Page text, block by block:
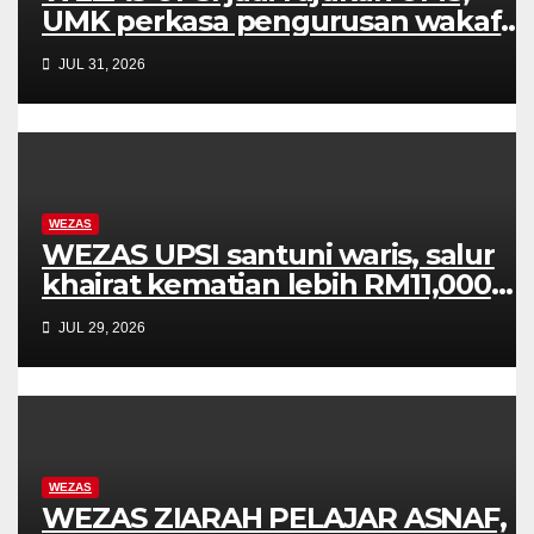
UMK perkasa pengurusan wakaf
dan filantropi universiti
JUL 31, 2026
WEZAS
WEZAS UPSI santuni waris, salur
khairat kematian lebih RM11,000
kepada keluarga arwah Norhayati
JUL 29, 2026
WEZAS
WEZAS ZIARAH PELAJAR ASNAF,